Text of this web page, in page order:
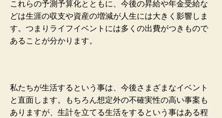
これらの予測予算化とともに、今後の昇給や年金受給な
どは生涯の収支や資産の増減が人生には大きく影響しま
す。つまりライフイベントには多くの出費がつきもので
あることが分かります。
私たちが生活するという事は、今後さまざまなイベント
と直面します。もちろん想定外の不確実性の高い事案も
ありますが、生計を立てる生活をするという事はある程